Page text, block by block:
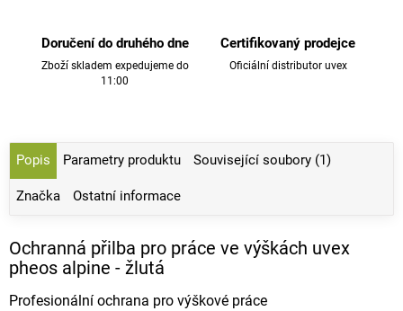
Doručení do druhého dne
Zboží skladem expedujeme do
11:00
Certifikovaný prodejce
Oficiální distributor uvex
Popis Parametry produktu Související soubory (1)
Značka Ostatní informace
Ochranná přilba pro práce ve výškách uvex
pheos alpine - žlutá
Profesionální ochrana pro výškové práce